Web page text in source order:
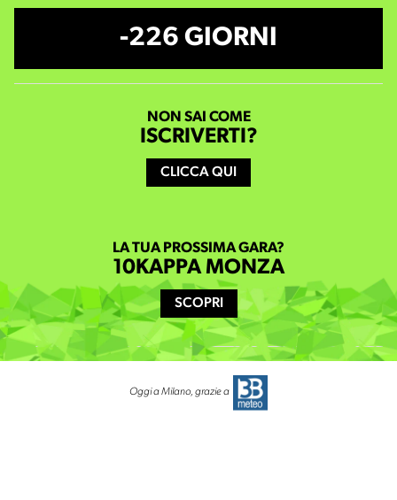
Oggi a Milano, grazie a
-226 GIORNI
NON SAI COME
ISCRIVERTI?
CLICCA QUI
LA TUA PROSSIMA GARA?
10KAPPA MONZA
SCOPRI